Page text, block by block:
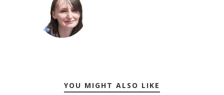
YOU MIGHT ALSO LIKE